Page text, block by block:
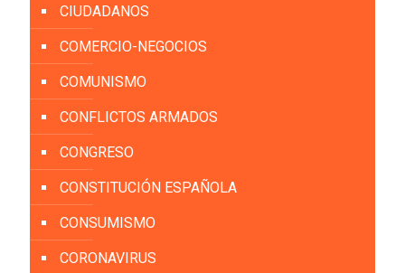
CIUDADANOS
COMERCIO-NEGOCIOS
COMUNISMO
CONFLICTOS ARMADOS
CONGRESO
CONSTITUCIÓN ESPAÑOLA
CONSUMISMO
CORONAVIRUS